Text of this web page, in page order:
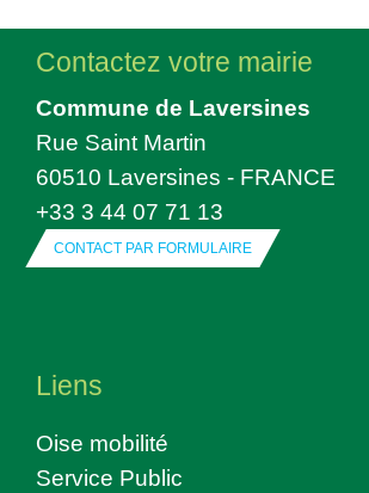
Contactez votre mairie
Commune de Laversines
Rue Saint Martin
60510 Laversines - FRANCE
+33 3 44 07 71 13
CONTACT PAR FORMULAIRE
Liens
Oise mobilité
Service Public